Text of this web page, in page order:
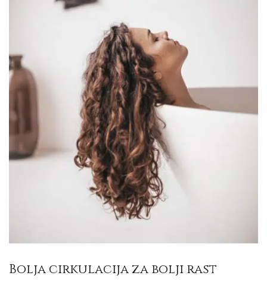
Bolja cirkulacija za bolji rast